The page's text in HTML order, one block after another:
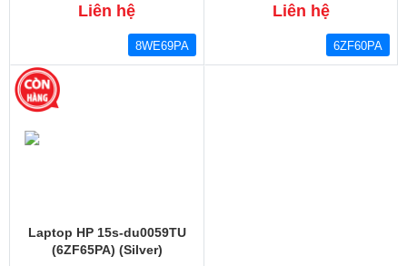
Liên hệ
8WE69PA
Liên hệ
6ZF60PA
Laptop HP 15s-du0059TU
(6ZF65PA) (Silver)